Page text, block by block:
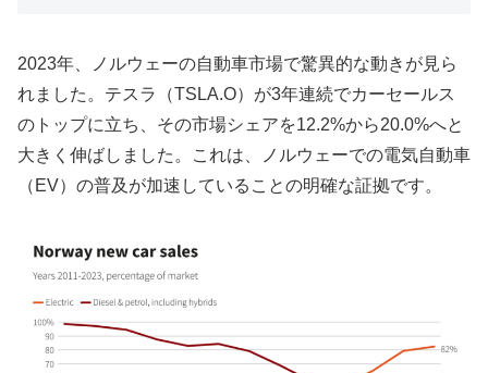
2023年、ノルウェーの自動車市場で驚異的な動きが見ら
れました。テスラ（TSLA.O）が3年連続でカーセールス
のトップに立ち、その市場シェアを12.2%から20.0%へと
大きく伸ばしました。これは、ノルウェーでの電気自動車
（EV）の普及が加速していることの明確な証拠です。